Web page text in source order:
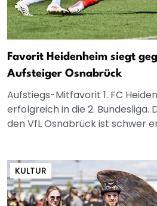
Favorit Heidenheim siegt
Aufsteiger Osnabrück
Aufstiegs-Mitfavorit 1. FC
erfolgreich in die 2. Bundesliga.
den VfL Osnabrück ist schwer
KULTUR